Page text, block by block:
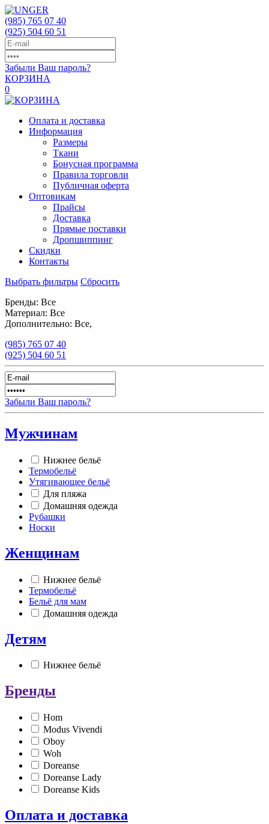
(985) 765 07 40
(925) 504 60 51
Забыли Ваш пароль?
КОРЗИНА
0
Оплата и доставка
Информация
Размеры
Ткани
Бонусная программа
Правила торговли
Публичная оферта
Оптовикам
Прайсы
Доставка
Прямые поставки
Дропшиппинг
Скидки
Контакты
Выбрать фильтры Сбросить
Бренды: Все
Материал: Все
Дополнительно: Все,
(985) 765 07 40
(925) 504 60 51
Забыли Ваш пароль?
Мужчинам
Нижнее бельё
Термобельё
Утягивающее бельё
Для пляжа
Домашняя одежда
Рубашки
Носки
Женщинам
Нижнее бельё
Термобельё
Бельё для мам
Домашняя одежда
Детям
Нижнее бельё
Бренды
Hom
Modus Vivendi
Oboy
Woh
Doreanse
Doreanse Lady
Doreanse Kids
Оплата и доставка